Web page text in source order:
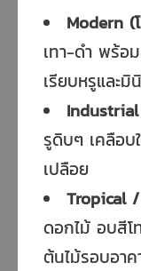
Modern (
เทา-ดำ พร้อ
เรียบหรูและมิ
รูดิบๆ เคลือบ
เปลือย
Tropical
ดอกไม้ อบสีโ
ต้นไม้รอบอาค